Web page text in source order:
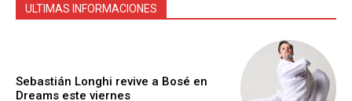
ULTIMAS INFORMACIONES
Sebastián Longhi revive a Bosé en
Dreams este viernes